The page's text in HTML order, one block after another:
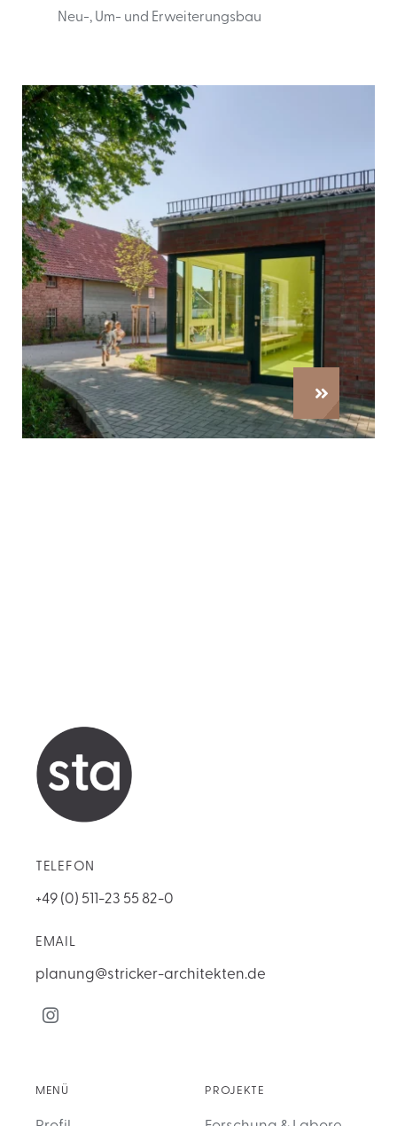
Neu-, Um- und Erweiterungsbau
TELEFON
+49 (0) 511-23 55 82-0
EMAIL
planung@stricker-architekten.de
MENÜ PROJEKTE